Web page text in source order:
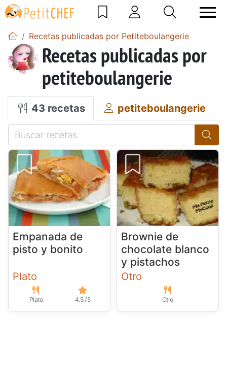
Recetas publicadas por Petiteboulangerie
Recetas publicadas por
petiteboulangerie
43 recetas petiteboulangerie
Empanada de
pisto y bonito
Plato
Plato 4.5 / 5
Brownie de
chocolate blanco
y pistachos
Otro
Otro